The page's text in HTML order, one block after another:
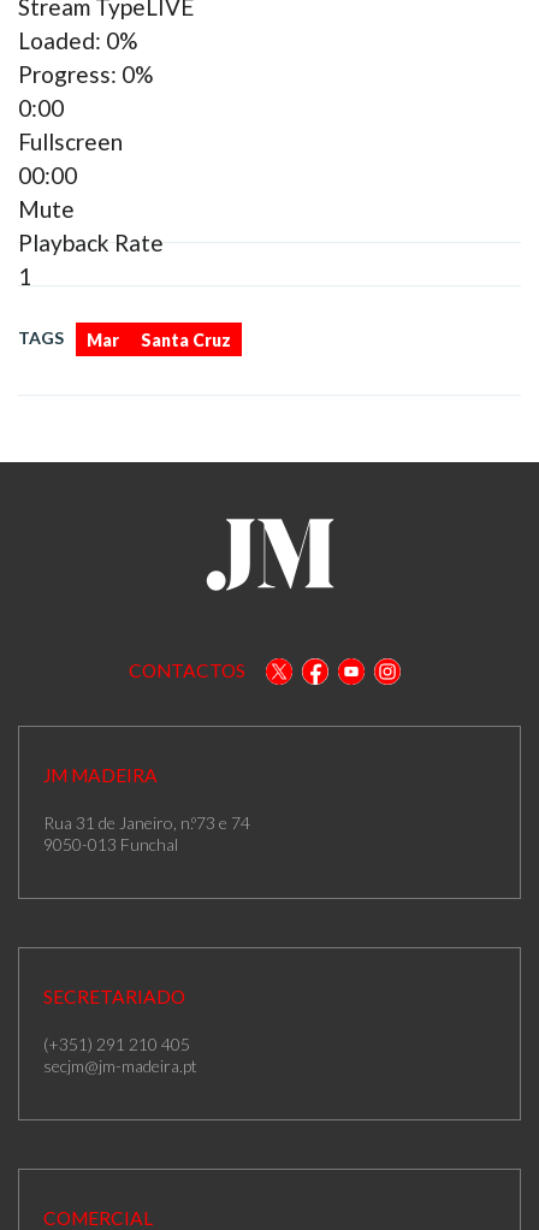
Stream TypeLIVE
Loaded: 0%
Progress: 0%
0:00
Fullscreen
00:00
Mute
Playback Rate
1
TAGS Mar Santa Cruz
CONTACTOS
JM MADEIRA
Rua 31 de Janeiro, n.º73 e 74
9050-013 Funchal
SECRETARIADO
(+351) 291 210 405
secjm@jm-madeira.pt
COMERCIAL